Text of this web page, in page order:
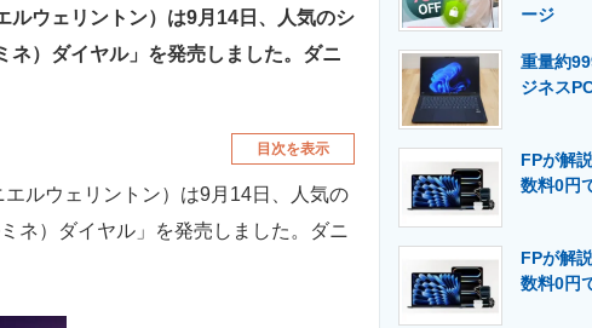
電子設計の基本と応用 エネルギーの専門メディア
ウェリントン）は9月14日、人気のシ
）ダイヤル」を発売しました。ダニ
目次を表示
ルウェリントン）は9月14日、人気の
ネ）ダイヤル」を発売しました。ダニ
ージ
重量約
ジネス
FPが解
数料0円
FPが解
数料0円